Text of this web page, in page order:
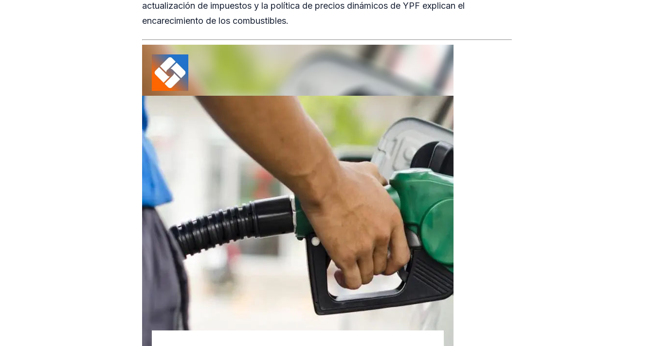
actualización de impuestos y la política de precios dinámicos de YPF explican el
encarecimiento de los combustibles.